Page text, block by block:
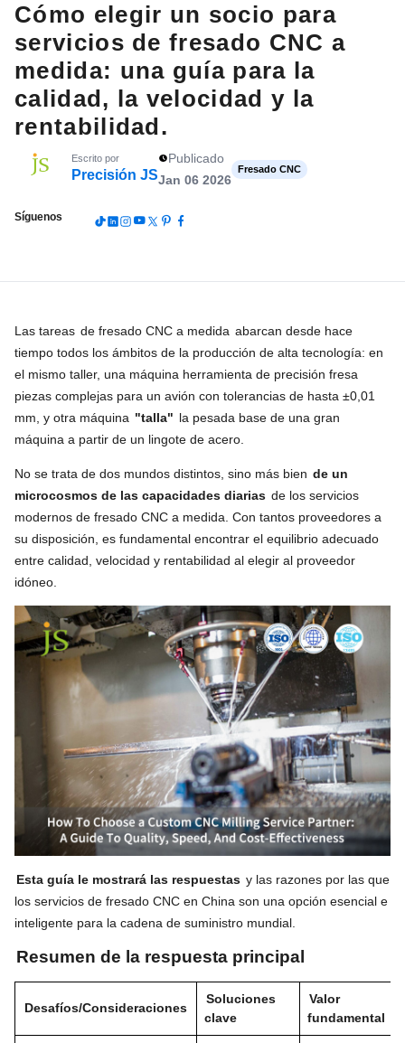
Cómo elegir un socio para
servicios de fresado CNC a
medida: una guía para la
calidad, la velocidad y la
rentabilidad.
Escrito por
Precisión JS
Publicado
Jan 06 2026
Fresado CNC
Síguenos
Las tareas de fresado CNC a medida abarcan desde hace
tiempo todos los ámbitos de la producción de alta tecnología: en
el mismo taller, una máquina herramienta de precisión fresa
piezas complejas para un avión con tolerancias de hasta ±0,01
mm, y otra máquina "talla" la pesada base de una gran
máquina a partir de un lingote de acero.
No se trata de dos mundos distintos, sino más bien de un
microcosmos de las capacidades diarias de los servicios
modernos de fresado CNC a medida. Con tantos proveedores a
su disposición, es fundamental encontrar el equilibrio adecuado
entre calidad, velocidad y rentabilidad al elegir al proveedor
idóneo.
Esta guía le mostrará las respuestas y las razones por las que
los servicios de fresado CNC en China son una opción esencial e
inteligente para la cadena de suministro mundial.
Resumen de la respuesta principal
Desafíos/Consideraciones
Soluciones
clave
Valor
fundamental